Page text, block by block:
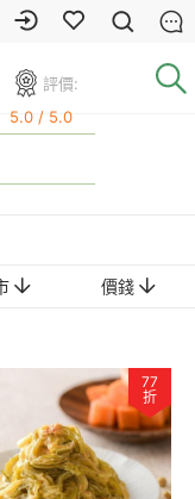
評價:
5.0 / 5.0
價錢
77
折